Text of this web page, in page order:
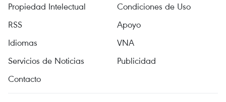
Propiedad Intelectual
Condiciones de Uso
RSS
Apoyo
Idiomas
VNA
Servicios de Noticias
Publicidad
Contacto